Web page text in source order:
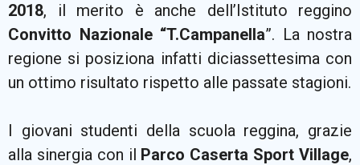
2018, il merito è anche dell’Istituto reggino
Convitto Nazionale “T.Campanella”. La nostra
regione si posiziona infatti diciassettesima con
un ottimo risultato rispetto alle passate stagioni.
I giovani studenti della scuola reggina, grazie
alla sinergia con il Parco Caserta Sport Village,